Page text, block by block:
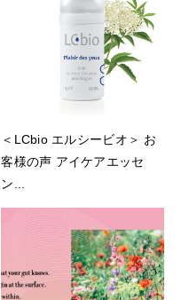
＜LCbio エルシービオ＞ お
客様の声 アイケアエッセ
ン...